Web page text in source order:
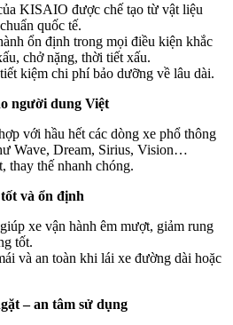
KISAIO được chế tạo từ vật liệu
quốc tế.
ổn định trong mọi điều kiện khắc
chở nặng, thời tiết xấu.
kiệm chi phí bảo dưỡng về lâu dài.
người dung Việt
với hầu hết các dòng xe phổ thông
Wave, Dream, Sirius, Vision…
thay thế nhanh chóng.
và ổn định
xe vận hành êm mượt, giảm rung
tốt.
và an toàn khi lái xe đường dài hoặc
– an tâm sử dụng